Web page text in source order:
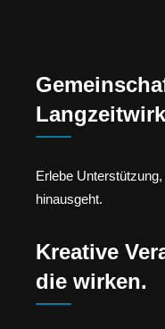
Erlebe
hinausgeht.
Kreative
die wirken.